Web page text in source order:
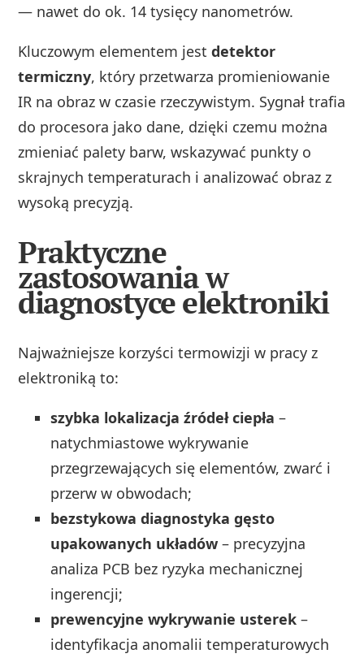
— nawet do ok. 14 tysięcy nanometrów.
Kluczowym elementem jestdetektor
termiczny, który przetwarza promieniowanie
IR na obraz w czasie rzeczywistym. Sygnał trafia
do procesora jako dane, dzięki czemu można
zmieniać palety barw, wskazywać punkty o
skrajnych temperaturach i analizować obraz z
wysoką precyzją.
Praktyczne
zastosowania w
diagnostyce elektroniki
Najważniejsze korzyści termowizji w pracy z
elektroniką to:
szybka lokalizacja źródeł ciepła –
natychmiastowe wykrywanie
przegrzewających się elementów, zwarć i
przerw w obwodach;
bezstykowa diagnostyka gęsto
upakowanych układów – precyzyjna
analiza PCB bez ryzyka mechanicznej
ingerencji;
prewencyjne wykrywanie usterek –
identyfikacja anomalii temperaturowych